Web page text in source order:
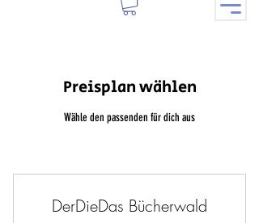
Preisplan wählen
Wähle den passenden für dich aus
DerDieDas Bücherwald